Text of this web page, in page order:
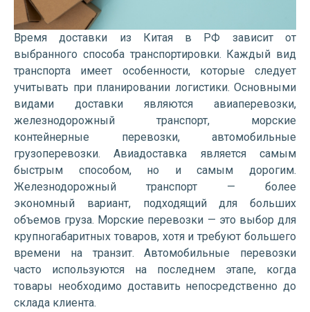
Время доставки из Китая в РФ зависит от
выбранного способа транспортировки. Каждый вид
транспорта имеет особенности, которые следует
учитывать при планировании логистики. Основными
видами доставки являются авиаперевозки,
железнодорожный транспорт, морские
контейнерные перевозки, автомобильные
грузоперевозки. Авиадоставка является самым
быстрым способом, но и самым дорогим.
Железнодорожный транспорт — более
экономный вариант, подходящий для больших
объемов груза. Морские перевозки — это выбор для
крупногабаритных товаров, хотя и требуют большего
времени на транзит. Автомобильные перевозки
часто используются на последнем этапе, когда
товары необходимо доставить непосредственно до
склада клиента.